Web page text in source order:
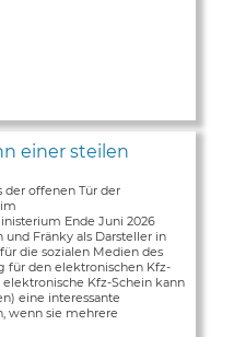
einer steilen
der offenen Tür der
Ende Juni 2026
und Fränky als Darsteller in
die sozialen Medien des
für den elektronischen Kfz-
Kfz-Schein kann
eine interessante
wenn sie mehrere